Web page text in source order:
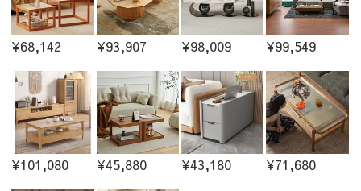
¥68,142 ¥93,907 ¥98,009 ¥99,549
¥101,080 ¥45,880 ¥43,180 ¥71,680